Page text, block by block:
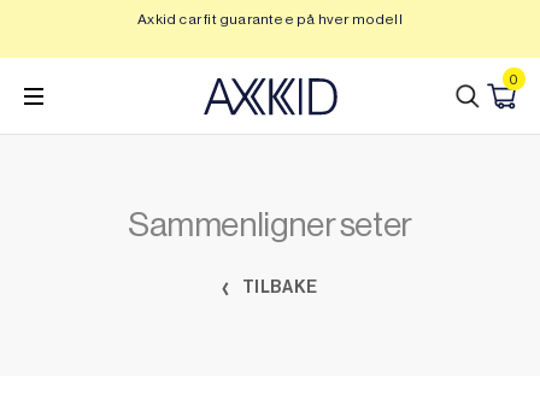
innhold
Axkid car fit guarantee på hver modell
0
Sammenligner seter
TILBAKE